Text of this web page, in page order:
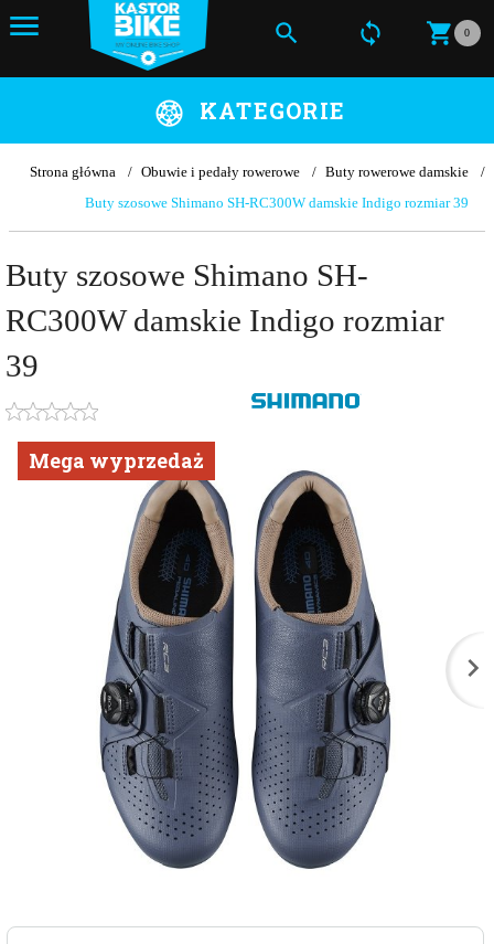
0
KATEGORIE
Strona główna Obuwie i pedały rowerowe
Buty rowerowe damskie
Buty szosowe Shimano SH-RC300W damskie Indigo rozmiar 39
Buty szosowe Shimano SH-
RC300W damskie Indigo rozmiar
39
Mega wyprzedaż